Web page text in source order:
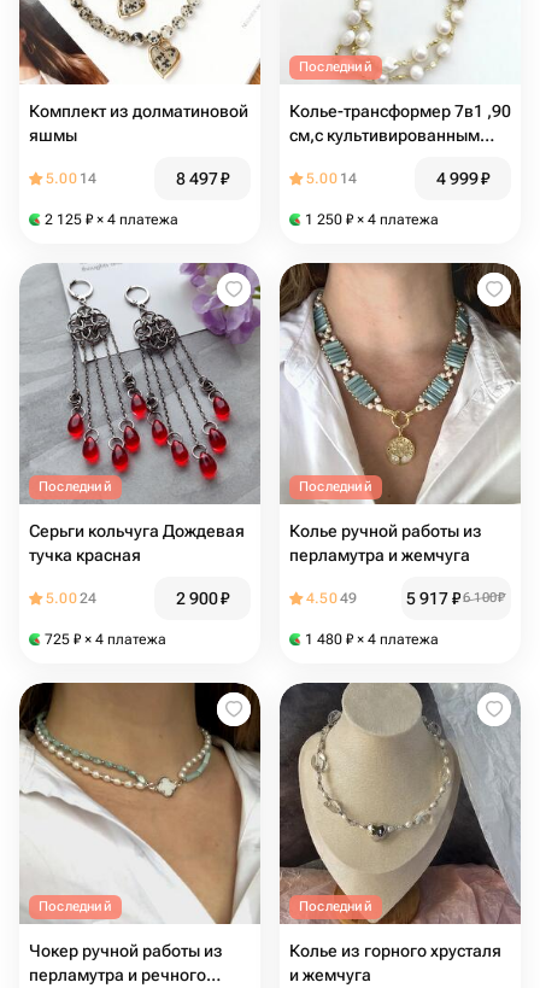
Комплект из долматиновой
яшмы
5.00 14 8 497₽
2 125 ₽ × 4 платежа
Последний
Колье-трансформер 7в1 ,90
см,с культивированным
5.00 14 4 999₽
1 250 ₽ × 4 платежа
Последний
Серьги кольчуга Дождевая
тучка красная
5.0024 2 900₽
725 ₽ × 4 платежа
Последний
Колье ручной работы из
перламутра и жемчуга
4.5049 5 917₽6 100₽
1 480 ₽ × 4 платежа
Последний
Чокер ручной работы из
перламутра и речного
Последний
Колье из горного хрусталя
и жемчуга